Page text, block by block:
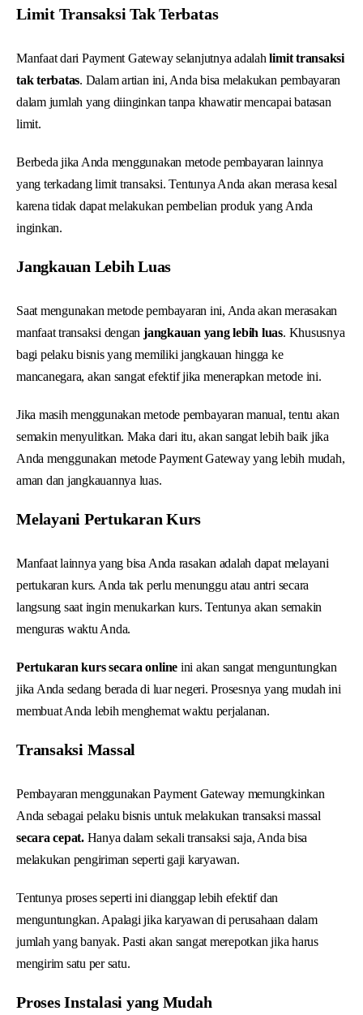
Limit Transaksi Tak Terbatas
Manfaat dari Payment Gateway selanjutnya adalahlimit transaksi
tak terbatas. Dalam artian ini, Anda bisa melakukan pembayaran
dalam jumlah yang diinginkan tanpa khawatir mencapai batasan
limit.
Berbeda jika Anda menggunakan metode pembayaran lainnya
yang terkadang limit transaksi. Tentunya Anda akan merasa kesal
karena tidak dapat melakukan pembelian produk yang Anda
inginkan.
Jangkauan Lebih Luas
Saat mengunakan metode pembayaran ini, Anda akan merasakan
manfaat transaksi dengan jangkauan yang lebih luas. Khususnya
bagi pelaku bisnis yang memiliki jangkauan hingga ke
mancanegara, akan sangat efektif jika menerapkan metode ini.
Jika masih menggunakan metode pembayaran manual, tentu akan
semakin menyulitkan. Maka dari itu, akan sangat lebih baik jika
Anda menggunakan metode Payment Gateway yang lebih mudah,
aman dan jangkauannya luas.
Melayani Pertukaran Kurs
Manfaat lainnya yang bisa Anda rasakan adalah dapat melayani
pertukaran kurs. Anda tak perlu menunggu atau antri secara
langsung saat ingin menukarkan kurs. Tentunya akan semakin
menguras waktu Anda.
Pertukaran kurs secara online ini akan sangat menguntungkan
jika Anda sedang berada di luar negeri. Prosesnya yang mudah ini
membuat Anda lebih menghemat waktu perjalanan.
Transaksi Massal
Pembayaran menggunakan Payment Gateway memungkinkan
Anda sebagai pelaku bisnis untuk melakukan transaksi massal
secara cepat.Hanya dalam sekali transaksi saja, Anda bisa
melakukan pengiriman seperti gaji karyawan.
Tentunya proses seperti ini dianggap lebih efektif dan
menguntungkan. Apalagi jika karyawan di perusahaan dalam
jumlah yang banyak. Pasti akan sangat merepotkan jika harus
mengirim satu per satu.
Proses Instalasi yang Mudah